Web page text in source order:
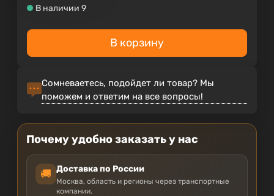
В наличии 9
В корзину
Сомневаетесь, подойдет ли товар? Мы
поможем и ответим на все вопросы!
Почему удобно заказать у нас
🚚 Доставка по России
Москва, область и регионы через транспортные
компании.